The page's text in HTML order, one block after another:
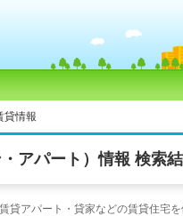
貸情報
アパート）情報 検索
貸アパート・貸家などの賃貸住宅